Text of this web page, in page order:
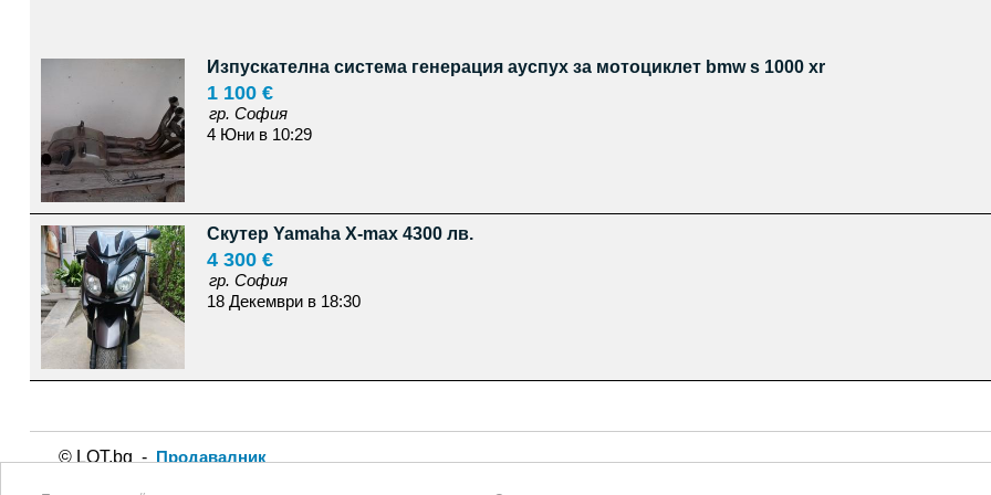
Изпускателна система генерация ауспух за мотоциклет bmw s 1000 xr
1 100 €
гр. София
4 Юни в 10:29
Скутер Yamaha X-max 4300 лв.
4 300 €
гр. София
18 Декември в 18:30
© LOT.bg - Продавалник